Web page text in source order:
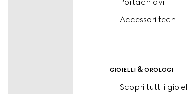
Portachiavi
Accessori tech
gioielli & orologi
Scopri tutti i gioielli